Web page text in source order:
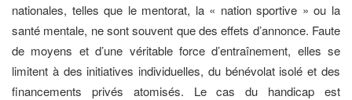
nationales, telles que le mentorat, la « nation sportive » ou la
santé mentale, ne sont souvent que des effets d’annonce. Faute
de moyens et d’une véritable force d’entraînement, elles se
limitent à des initiatives individuelles, du bénévolat isolé et des
financements privés atomisés. Le cas du handicap est